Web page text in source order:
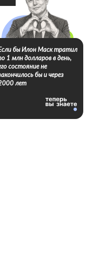
бы Илон Маск тратил
1 млн долларов в день,
состояние не
бы и через
лет